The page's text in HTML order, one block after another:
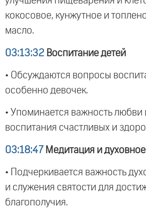
кокосовое, кунжутное и
масло.
03:13:32 Воспитание детей
• Обсуждаются вопросы
особенно девочек.
• Упоминается важность любви
воспитания счастливых и
03:18:47 Медитация и
• Подчеркивается важность
и служения святости для
благополучия.